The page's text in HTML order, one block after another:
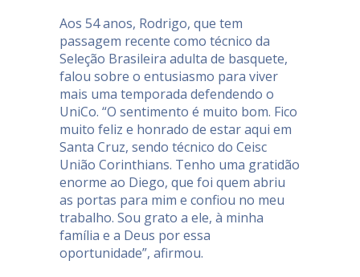
Aos 54 anos, Rodrigo, que tem
passagem recente como técnico da
Seleção Brasileira adulta de basquete,
falou sobre o entusiasmo para viver
mais uma temporada defendendo o
UniCo. “O sentimento é muito bom. Fico
muito feliz e honrado de estar aqui em
Santa Cruz, sendo técnico do Ceisc
União Corinthians. Tenho uma gratidão
enorme ao Diego, que foi quem abriu
as portas para mim e confiou no meu
trabalho. Sou grato a ele, à minha
família e a Deus por essa
oportunidade”, afirmou.